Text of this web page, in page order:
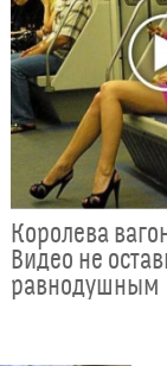
Королева
Видео не
равнодушным